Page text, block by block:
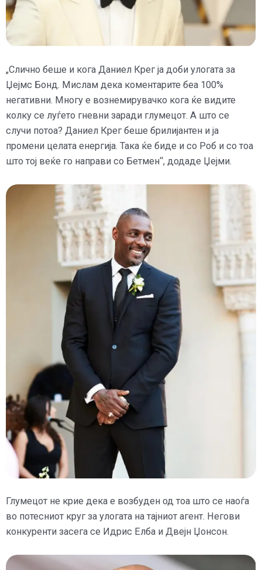
„Слично беше и кога Даниел Крег ја доби улогата за
Џејмс Бонд. Мислам дека коментарите беа 100%
негативни. Многу е вознемирувачко кога ќе видите
колку се луѓето гневни заради глумецот. А што се
случи потоа? Даниел Крег беше брилијантен и ја
промени целата енергија. Така ќе биде и со Роб и со тоа
што тој веќе го направи со Бетмен“, додаде Џејми.
Глумецот не крие дека е возбуден од тоа што се наоѓа
во потесниот круг за улогата на тајниот агент. Негови
конкуренти засега се Идрис Елба и Двејн Џонсон.